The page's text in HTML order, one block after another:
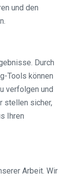
und den
Durch
Tools können
verfolgen und
stellen sicher,
Ihren
Arbeit. Wir